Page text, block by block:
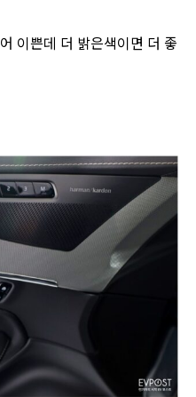
이쁜데 더 밝은색이면 더 좋